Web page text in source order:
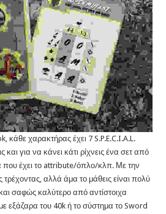
κάθε χαρακτήρας έχει 7 S.P.E.C.I.A.L.
και για να κάνει κάτι ρίχνεις ένα σετ από
που έχει το attribute/όπλο/κλπ. Με την
αλλά άμα το μάθεις είναι πολύ
σαφώς καλύτερο από αντίστοιχα
εξάζαρα του 40k ή το σύστημα το Sword